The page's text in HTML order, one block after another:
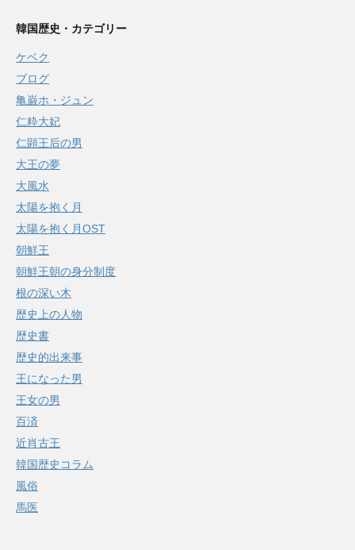
韓国歴史・カテゴリー
ケベク
ブログ
亀巌ホ・ジュン
仁粋大妃
仁顕王后の男
大王の夢
大風水
太陽を抱く月
太陽を抱く月OST
朝鮮王
朝鮮王朝の身分制度
根の深い木
歴史上の人物
歴史書
歴史的出来事
王になった男
王女の男
百済
近肖古王
韓国歴史コラム
風俗
馬医